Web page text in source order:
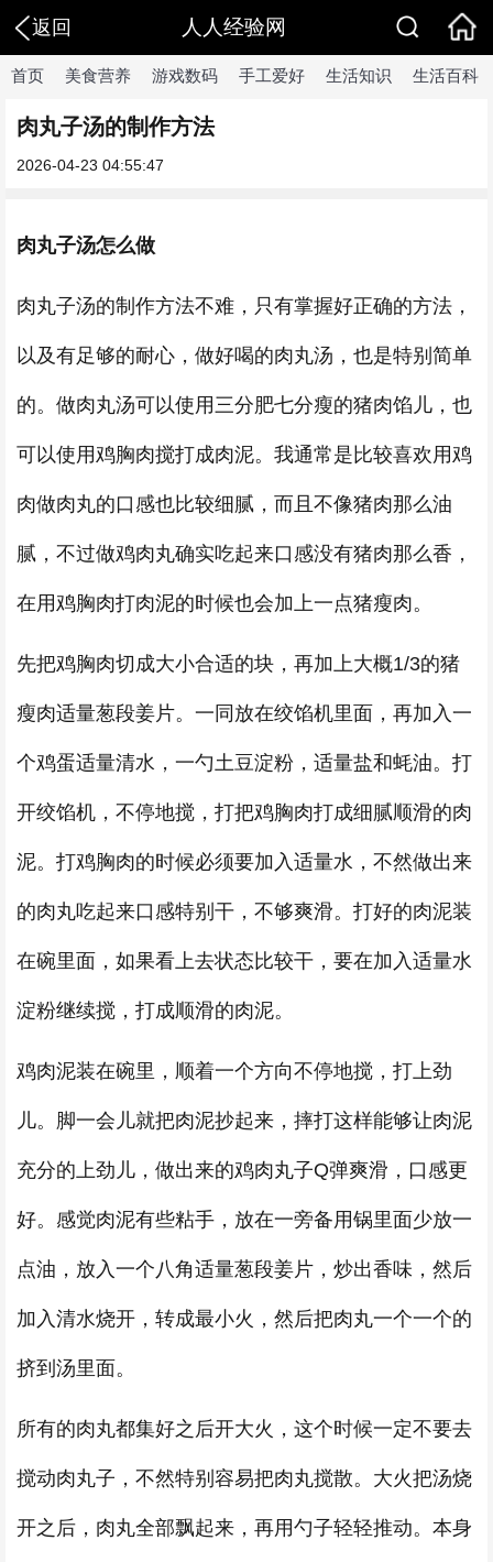
返回 人人经验网
首页 美食营养 游戏数码 手工爱好 生活知识 生活百科
肉丸子汤的制作方法
2026-04-23 04:55:47
肉丸子汤怎么做
肉丸子汤的制作方法不难，只有掌握好正确的方法，
以及有足够的耐心，做好喝的肉丸汤，也是特别简单
的。做肉丸汤可以使用三分肥七分瘦的猪肉馅儿，也
可以使用鸡胸肉搅打成肉泥。我通常是比较喜欢用鸡
肉做肉丸的口感也比较细腻，而且不像猪肉那么油
腻，不过做鸡肉丸确实吃起来口感没有猪肉那么香，
在用鸡胸肉打肉泥的时候也会加上一点猪瘦肉。
先把鸡胸肉切成大小合适的块，再加上大概1/3的猪
瘦肉适量葱段姜片。一同放在绞馅机里面，再加入一
个鸡蛋适量清水，一勺土豆淀粉，适量盐和蚝油。打
开绞馅机，不停地搅，打把鸡胸肉打成细腻顺滑的肉
泥。打鸡胸肉的时候必须要加入适量水，不然做出来
的肉丸吃起来口感特别干，不够爽滑。打好的肉泥装
在碗里面，如果看上去状态比较干，要在加入适量水
淀粉继续搅，打成顺滑的肉泥。
鸡肉泥装在碗里，顺着一个方向不停地搅，打上劲
儿。脚一会儿就把肉泥抄起来，摔打这样能够让肉泥
充分的上劲儿，做出来的鸡肉丸子Q弹爽滑，口感更
好。感觉肉泥有些粘手，放在一旁备用锅里面少放一
点油，放入一个八角适量葱段姜片，炒出香味，然后
加入清水烧开，转成最小火，然后把肉丸一个一个的
挤到汤里面。
所有的肉丸都集好之后开大火，这个时候一定不要去
搅动肉丸子，不然特别容易把肉丸搅散。大火把汤烧
开之后，肉丸全部飘起来，再用勺子轻轻推动。本身